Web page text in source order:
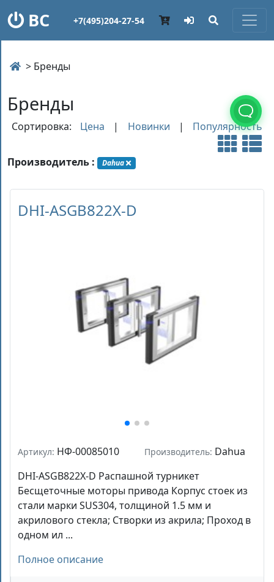
ВС +7(495)204-27-54
> Бренды
Бренды
Сортировка: Цена | Новинки | Популярность
Производитель : Dahua
DHI-ASGB822X-D
Артикул: НФ-00085010 Производитель: Dahua
DHI-ASGB822X-D Распашной турникет
Бесщеточные моторы привода Корпус стоек из
стали марки SUS304, толщиной 1.5 мм и
акрилового стекла; Створки из акрила; Проход в
одном ил ...
Полное описание